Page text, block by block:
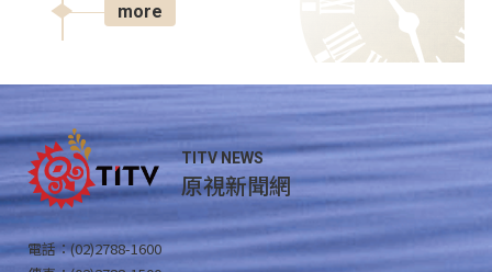
more
TITV NEWS
原視新聞網
電話：(02)2788-1600